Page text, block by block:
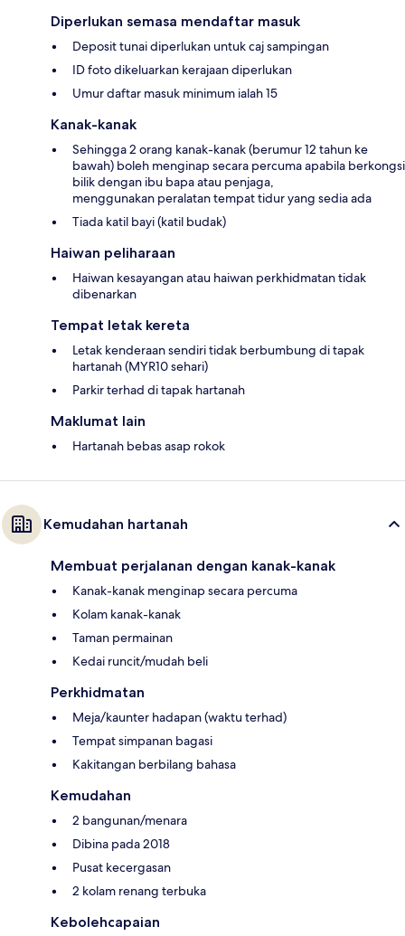
Diperlukan semasa mendaftar masuk
Deposit tunai diperlukan untuk caj sampingan
ID foto dikeluarkan kerajaan diperlukan
Umur daftar masuk minimum ialah 15
Kanak-kanak
Sehingga 2 orang kanak-kanak (berumur 12 tahun ke
bawah) boleh menginap secara percuma apabila berkongsi
bilik dengan ibu bapa atau penjaga,
menggunakan peralatan tempat tidur yang sedia ada
Tiada katil bayi (katil budak)
Haiwan peliharaan
Haiwan kesayangan atau haiwan perkhidmatan tidak
dibenarkan
Tempat letak kereta
Letak kenderaan sendiri tidak berbumbung di tapak
hartanah (MYR10 sehari)
Parkir terhad di tapak hartanah
Maklumat lain
Hartanah bebas asap rokok
Kemudahan hartanah
Membuat perjalanan dengan kanak-kanak
Kanak-kanak menginap secara percuma
Kolam kanak-kanak
Taman permainan
Kedai runcit/mudah beli
Perkhidmatan
Meja/kaunter hadapan (waktu terhad)
Tempat simpanan bagasi
Kakitangan berbilang bahasa
Kemudahan
2 bangunan/menara
Dibina pada 2018
Pusat kecergasan
2 kolam renang terbuka
Kebolehcapaian